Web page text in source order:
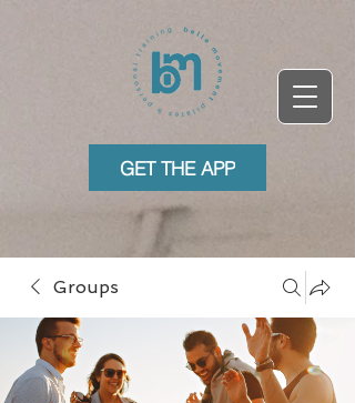
GET THE APP
Groups